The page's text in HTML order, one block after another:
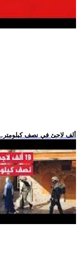
.. 19 ألف لاجئ في نصف